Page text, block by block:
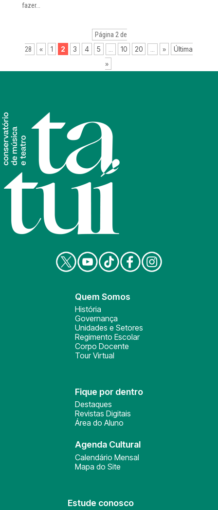
fazer...
Página 2 de
28
« 1 2 3 4 5 10 20 »
Última
»
Quem Somos
História
Governança
Unidades e Setores
Regimento Escolar
Corpo Docente
Tour Virtual
Fique por dentro
Destaques
Revistas Digitais
Área do Aluno
Agenda Cultural
Calendário Mensal
Mapa do Site
Estude conosco